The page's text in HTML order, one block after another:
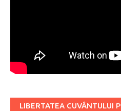
LIBERTATEA CUVÂNTULUI